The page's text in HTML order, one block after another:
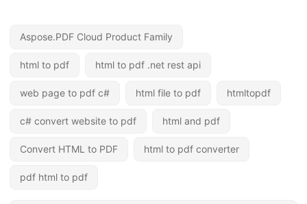
Aspose.PDF Cloud Product Family
html to pdf html to pdf .net rest api
web page to pdf c# html file to pdf htmltopdf
c# convert website to pdf html and pdf
Convert HTML to PDF html to pdf converter
pdf html to pdf